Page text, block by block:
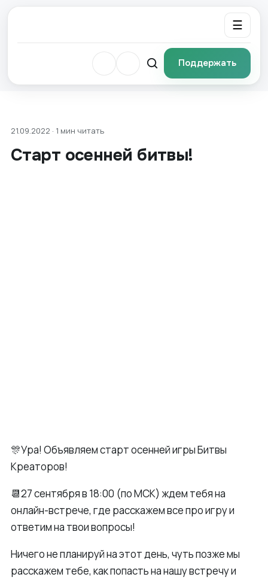
☰
Поддержать
21.09.2022 · 1 мин читать
Старт осенней битвы!
🎊Ура! Объявляем старт осенней игры Битвы
Креаторов!
📆27 сентября в 18:00 (по МСК) ждем тебя на
онлайн-встрече, где расскажем все про игру и
ответим на твои вопросы!
Ничего не планируй на этот день, чуть позже мы
расскажем тебе, как попасть на нашу встречу и